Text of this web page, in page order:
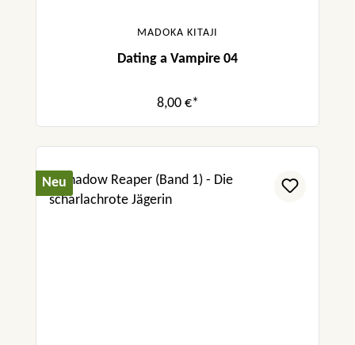
MADOKA KITAJI
Dating a Vampire 04
8,00 €*
Neu